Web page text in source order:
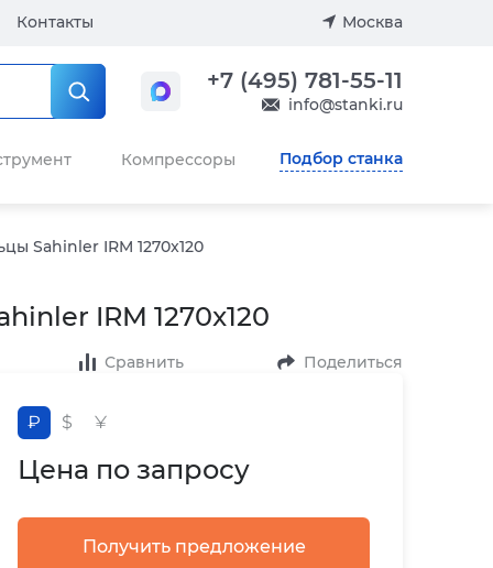
Контакты Москва
+7 (495) 781-55-11
info@stanki.ru
Компрессоры Подбор станка
Sahinler IRM 1270x120
IRM 1270x120
Сравнить Поделиться
₽ $ ¥
Цена по запросу
Получить предложение